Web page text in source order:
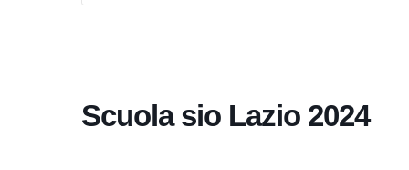
Scuola sio Lazio 2024